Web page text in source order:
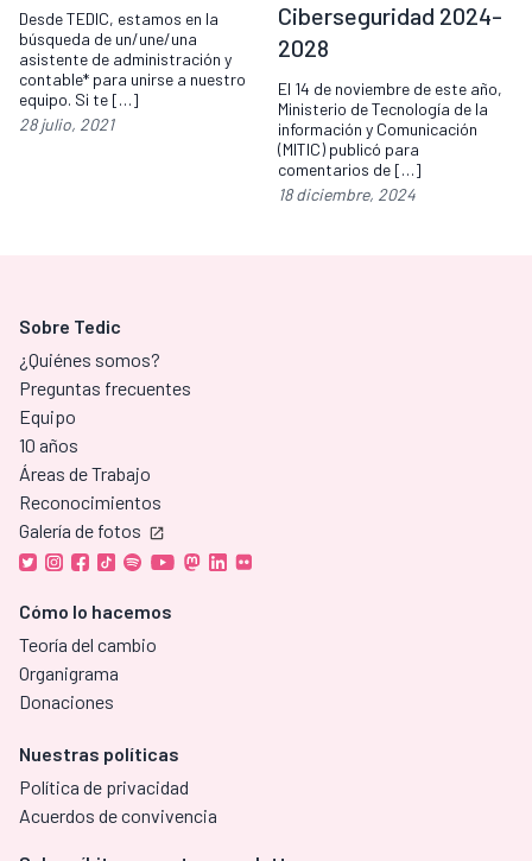
Desde TEDIC, estamos en la
búsqueda de un/une/una
asistente de administración y
contable* para unirse a nuestro
equipo. Si te […]
28 julio, 2021
Ciberseguridad 2024-
2028
El 14 de noviembre de este año,
Ministerio de Tecnología de la
información y Comunicación
(MITIC) publicó para
comentarios de […]
18 diciembre, 2024
Sobre Tedic
¿Quiénes somos?
Preguntas frecuentes
Equipo
10 años
Áreas de Trabajo
Reconocimientos
Galería de fotos
Cómo lo hacemos
Teoría del cambio
Organigrama
Donaciones
Nuestras políticas
Política de privacidad
Acuerdos de convivencia